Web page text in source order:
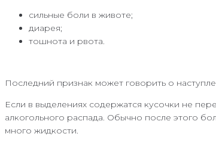
сильные боли в животе;
диарея;
тошнота и рвота.
Последний признак может говорить о
Если в выделениях содержатся кусочки не
алкогольного распада. Обычно после этого
много жидкости.